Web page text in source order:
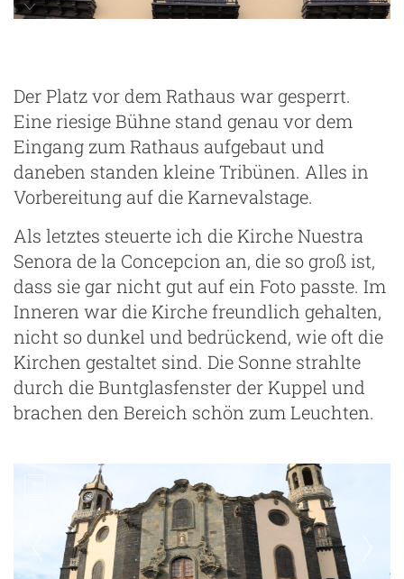
Der Platz vor dem Rathaus war gesperrt.
Eine riesige Bühne stand genau vor dem
Eingang zum Rathaus aufgebaut und
daneben standen kleine Tribünen. Alles in
Vorbereitung auf die Karnevalstage.
Als letztes steuerte ich die Kirche Nuestra
Senora de la Concepcion an, die so groß ist,
dass sie gar nicht gut auf ein Foto passte. Im
Inneren war die Kirche freundlich gehalten,
nicht so dunkel und bedrückend, wie oft die
Kirchen gestaltet sind. Die Sonne strahlte
durch die Buntglasfenster der Kuppel und
brachen den Bereich schön zum Leuchten.